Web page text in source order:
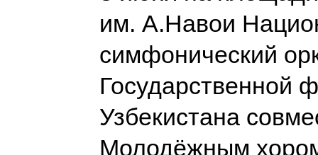
им. А.Навои
симфонический
Государственной
Узбекистана
Молодёжным